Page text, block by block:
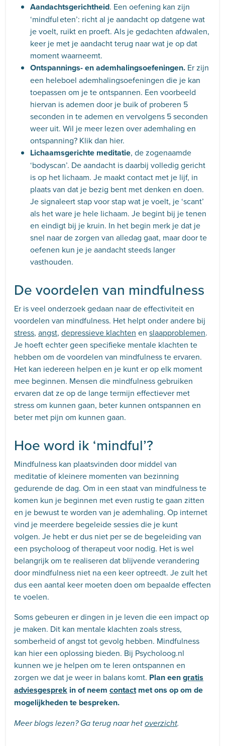
Aandachtsgerichtheid. Een oefening kan zijn
‘mindful eten’: richt al je aandacht op datgene wat
je voelt, ruikt en proeft. Als je gedachten afdwalen,
keer je met je aandacht terug naar wat je op dat
moment waarneemt.
Ontspannings- en ademhalingsoefeningen. Er zijn
een heleboel ademhalingsoefeningen die je kan
toepassen om je te ontspannen. Een voorbeeld
hiervan is ademen door je buik of proberen 5
seconden in te ademen en vervolgens 5 seconden
weer uit. Wil je meer lezen over ademhaling en
ontspanning? Klik dan hier.
Lichaamsgerichte meditatie, de zogenaamde
‘bodyscan’. De aandacht is daarbij volledig gericht
is op het lichaam. Je maakt contact met je lijf, in
plaats van dat je bezig bent met denken en doen.
Je signaleert stap voor stap wat je voelt, je ‘scant’
als het ware je hele lichaam. Je begint bij je tenen
en eindigt bij je kruin. In het begin merk je dat je
snel naar de zorgen van alledag gaat, maar door te
oefenen kun je je aandacht steeds langer
vasthouden.
De voordelen van mindfulness
Er is veel onderzoek gedaan naar de effectiviteit en
voordelen van mindfulness. Het helpt onder andere bij
stress, angst, depressieve klachten en slaapproblemen.
Je hoeft echter geen specifieke mentale klachten te
hebben om de voordelen van mindfulness te ervaren.
Het kan iedereen helpen en je kunt er op elk moment
mee beginnen. Mensen die mindfulness gebruiken
ervaren dat ze op de lange termijn effectiever met
stress om kunnen gaan, beter kunnen ontspannen en
beter met pijn om kunnen gaan.
Hoe word ik ‘mindful’?
Mindfulness kan plaatsvinden door middel van
meditatie of kleinere momenten van bezinning
gedurende de dag. Om in een staat van mindfulness te
komen kun je beginnen met even rustig te gaan zitten
en je bewust te worden van je ademhaling. Op internet
vind je meerdere begeleide sessies die je kunt
volgen. Je hebt er dus niet per se de begeleiding van
een psycholoog of therapeut voor nodig. Het is wel
belangrijk om te realiseren dat blijvende verandering
door mindfulness niet na een keer optreedt. Je zult het
dus een aantal keer moeten doen om bepaalde effecten
te voelen.
Soms gebeuren er dingen in je leven die een impact op
je maken. Dit kan mentale klachten zoals stress,
somberheid of angst tot gevolg hebben. Mindfulness
kan hier een oplossing bieden. Bij Psycholoog.nl
kunnen we je helpen om te leren ontspannen en
zorgen we dat je weer in balans komt. Plan eengratis
adviesgesprek in of neem contactmet ons op om de
mogelijkheden te bespreken.
Meer blogs lezen? Ga terug naar het overzicht.